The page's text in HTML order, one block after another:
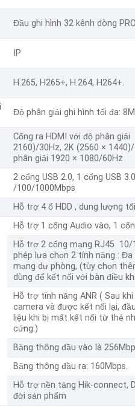
Đầu ghi hình 32 kênh dòng PRO
IP
H.265, H265+, H.264, H264+.
Độ phân giải ghi hình tối đa:
Cổng ra HDMI với độ phân giải
2160)/30Hz, 2K (2560 ×
phân giải 1920 × 1080/60Hz
2 cổng USB 2.0, 1 cổng USB
/100/1000Mbps
Hỗ trợ 4 ổ HDD , dung lượng
Hỗ trợ 1 cổng Audio vào, 1
Hỗ trợ 2 cổng mạng RJ45 10/
phép lựa chọn 2 tính năng :
mạng dự phòng, (tùy chọn
dùng để kết nối với bàn điều
Hỗ trợ tính năng ANR ( Sau
camera và được kết nối lại,
liệu khi bị mất kết nối từ thẻ
cứng.)
Băng thông đầu vào là
Băng thông đầu ra: 160Mbps.
Hỗ trợ nền tảng Hik-connect,
đời sản phẩm